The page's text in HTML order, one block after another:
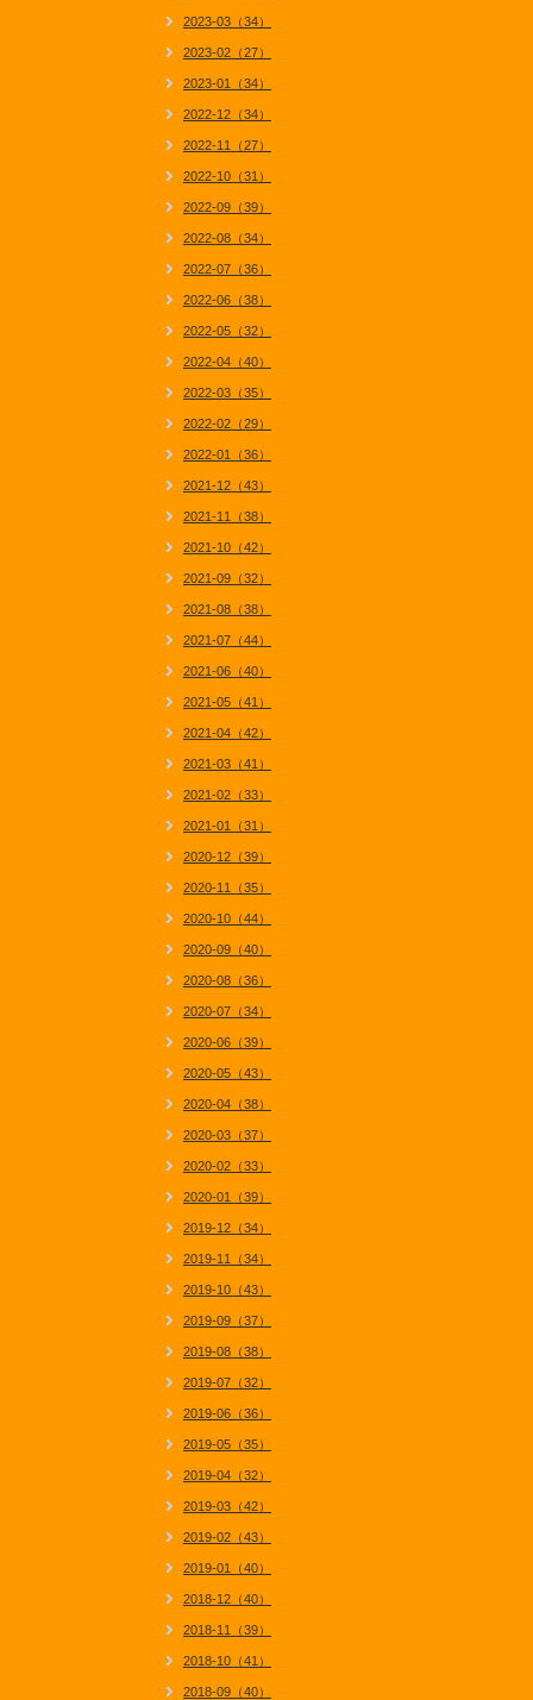
2023-03（34）
2023-02（27）
2023-01（34）
2022-12（34）
2022-11（27）
2022-10（31）
2022-09（39）
2022-08（34）
2022-07（36）
2022-06（38）
2022-05（32）
2022-04（40）
2022-03（35）
2022-02（29）
2022-01（36）
2021-12（43）
2021-11（38）
2021-10（42）
2021-09（32）
2021-08（38）
2021-07（44）
2021-06（40）
2021-05（41）
2021-04（42）
2021-03（41）
2021-02（33）
2021-01（31）
2020-12（39）
2020-11（35）
2020-10（44）
2020-09（40）
2020-08（36）
2020-07（34）
2020-06（39）
2020-05（43）
2020-04（38）
2020-03（37）
2020-02（33）
2020-01（39）
2019-12（34）
2019-11（34）
2019-10（43）
2019-09（37）
2019-08（38）
2019-07（32）
2019-06（36）
2019-05（35）
2019-04（32）
2019-03（42）
2019-02（43）
2019-01（40）
2018-12（40）
2018-11（39）
2018-10（41）
2018-09（40）